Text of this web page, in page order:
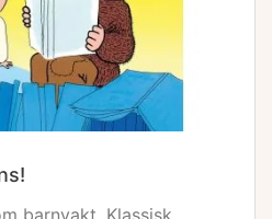
barnvakt. Klassisk